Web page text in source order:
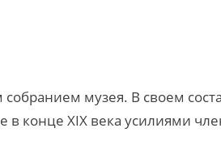
музея. В своем
в конце XIX века усилиями